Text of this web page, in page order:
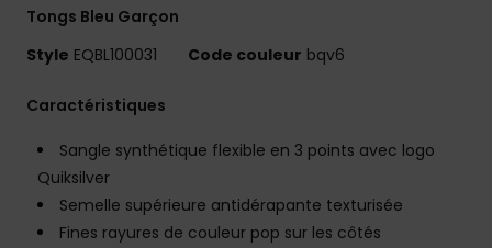
Tongs Bleu Garçon
Style EQBL100031 Code couleur bqv6
Caractéristiques
Sangle synthétique flexible en 3 points avec logo
Quiksilver
Semelle supérieure antidérapante texturisée
Fines rayures de couleur pop sur les côtés